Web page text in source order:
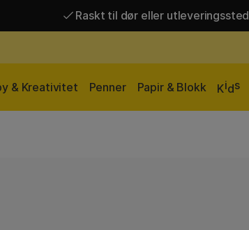
Raskt til dør eller utleveringssted
& Kreativitet Penner Papir & Blokk Kids